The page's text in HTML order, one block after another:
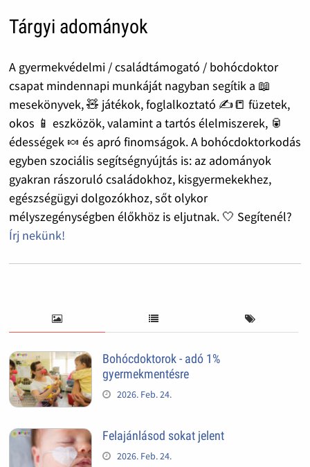
Tárgyi adományok
A gyermekvédelmi / családtámogató / bohócdoktor
csapat mindennapi munkáját nagyban segítik a 📖
mesekönyvek, 🧸 játékok, foglalkoztató ✍️📒 füzetek,
okos 📱 eszközök, valamint a tartós élelmiszerek, 🥫
édességek 🍬 és apró finomságok. A bohócdoktorkodás
egyben szociális segítségnyújtás is: az adományok
gyakran rászoruló családokhoz, kisgyermekekhez,
egészségügyi dolgozókhoz, sőt olykor
mélyszegénységben élőkhöz is eljutnak. 🤍 Segítenél?
Írj nekünk!
Bohócdoktorok - adó 1%
gyermekmentésre
2026. Feb. 24.
Felajánlásod sokat jelent
2026. Feb. 24.